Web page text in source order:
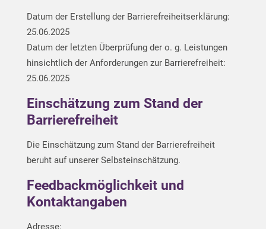
Datum der Erstellung der Barrierefreiheitserklärung:
25.06.2025
Datum der letzten Überprüfung der o. g. Leistungen
hinsichtlich der Anforderungen zur Barrierefreiheit:
25.06.2025
Einschätzung zum Stand der
Barrierefreiheit
Die Einschätzung zum Stand der Barrierefreiheit
beruht auf unserer Selbsteinschätzung.
Feedbackmöglichkeit und
Kontaktangaben
Adresse: